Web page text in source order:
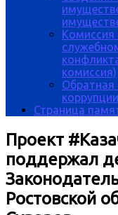
Комиссия
комиссия)
Обратная
коррупции
Страница
Проект
поддержал
Ростовской